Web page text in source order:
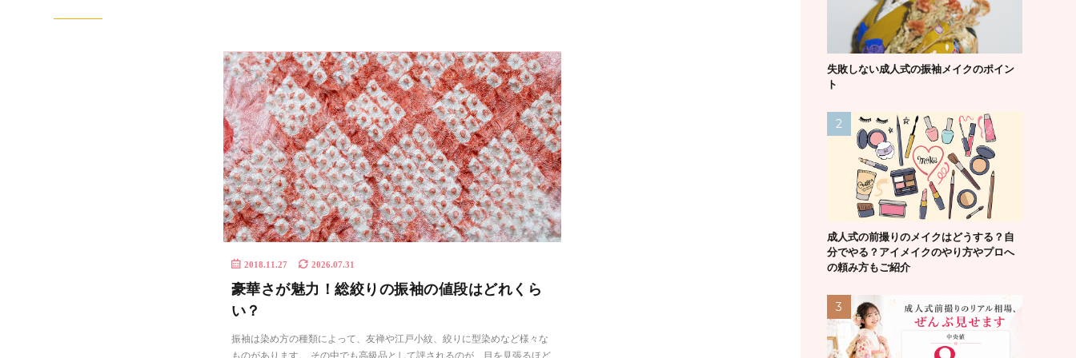
2018.11.27 2026.07.31
豪華さが魅力！総絞りの振袖の値段はどれくら
い？
振袖は染め方の種類によって、友禅や江戸小紋、絞りに型染めなど様々な
ものがあります。 その中でも高級品として評されるのが、目を見張るほど
失敗しない成人式の振袖メイクのポイン
ト
成人式の前撮りのメイクはどうする？自
分でやる？アイメイクのやり方やプロへ
の頼み方もご紹介